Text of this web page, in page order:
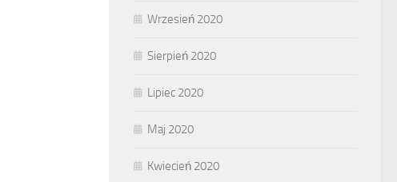
Wrzesień 2020
Sierpień 2020
Lipiec 2020
Maj 2020
Kwiecień 2020